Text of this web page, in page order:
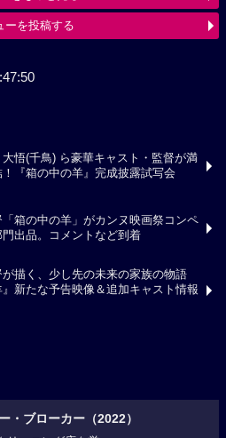
をもっと見る
ーを投稿する
悟(千鳥) ら豪華キャスト・監督が満
！『箱の中の羊』完成披露試写会
箱の中の羊」がカンヌ映画祭コンペ
門出品。コメントなど到着
描く、少し先の未来の家族の物語
新たな予告映像＆追加キャスト情報
・ブローカー（2022）